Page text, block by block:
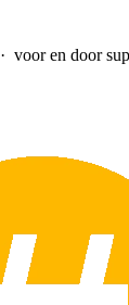
· voor en door